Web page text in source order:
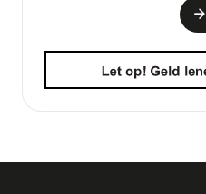
arrow_forward